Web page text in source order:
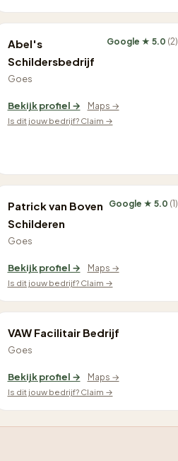
Abel's
Schildersbedrijf
Goes
Google ★ 5.0 (2)
Bekijk profiel →
Maps →
Is dit jouw bedrijf? Claim →
Patrick van Boven
Schilderen
Goes
Google ★ 5.0 (1)
Bekijk profiel →
Maps →
Is dit jouw bedrijf? Claim →
VAW Facilitair Bedrijf
Goes
Bekijk profiel →
Maps →
Is dit jouw bedrijf? Claim →